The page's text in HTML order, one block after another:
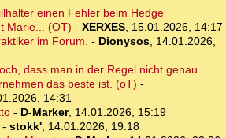
einen Fehler beim Hedge
Marie... (OT) - XERXES, 15.01.2026, 14:17
im Forum. - Dionysos, 14.01.2026,
dass man in der Regel nicht genau
das beste ist. (oT) -
14:31
- D-Marker, 14.01.2026, 15:19
- stokk', 14.01.2026, 19:18